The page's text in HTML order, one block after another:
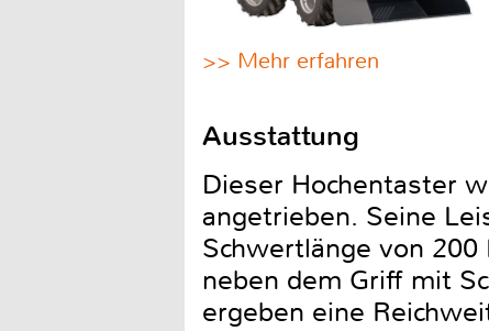
>> Mehr erfahren
Ausstattung
Dieser Hochentaster
angetrieben. Seine
Schwertlänge von
neben dem Griff mit
ergeben eine